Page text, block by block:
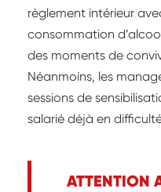
règlement intérieur
consommation
des moments de
Néanmoins, les
sessions de
salarié déjà en
ATTENTION